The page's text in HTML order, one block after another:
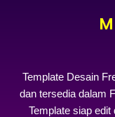
Template Desain
dan tersedia dalam
Template siap